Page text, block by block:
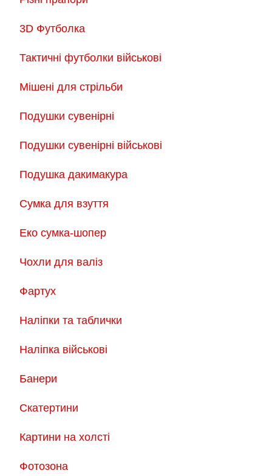
3D Футболка
Тактичні футболки військові
Мішені для стрільби
Подушки сувенірні
Подушки сувенірні військові
Подушка дакимакура
Сумка для взуття
Еко сумка-шопер
Чохли для валіз
Фартух
Наліпки та таблички
Наліпка військові
Банери
Скатертини
Картини на холсті
Фотозона